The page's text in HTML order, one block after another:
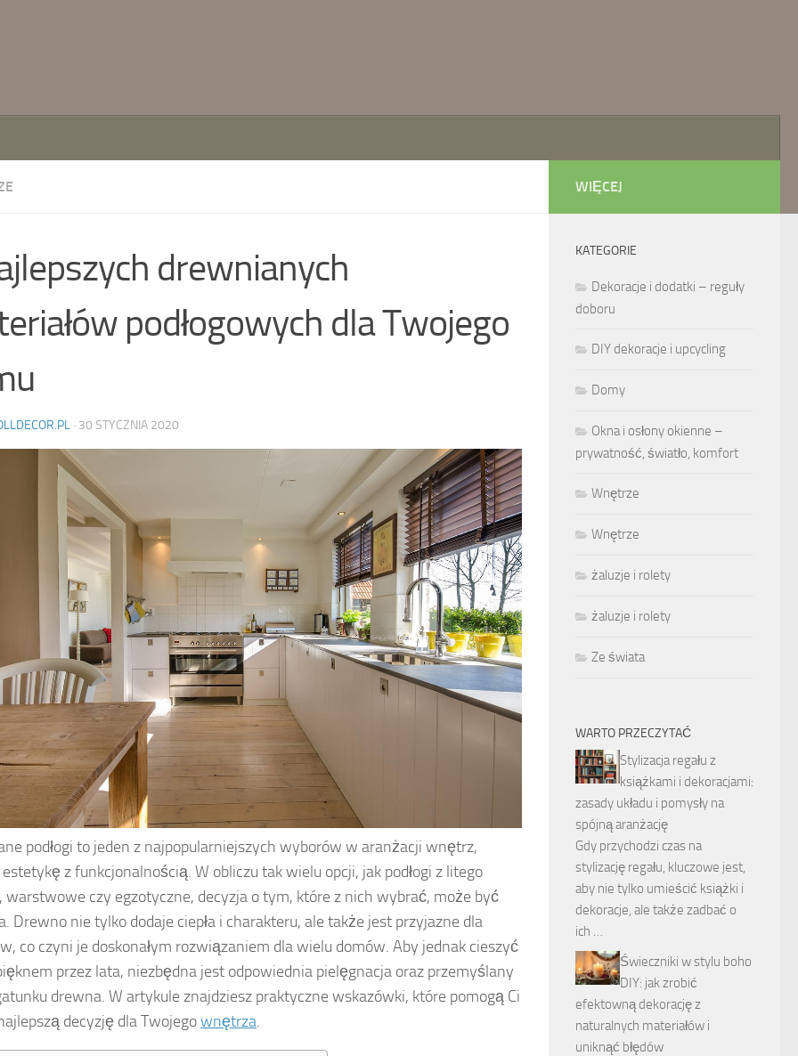
drewnianych
podłogowych dla Twojego
· 30 STYCZNIA 2020
podłogi to jeden z najpopularniejszych wyborów w aranżacji wnętrz,
estetykę z funkcjonalnością. W obliczu tak wielu opcji, jak podłogi z litego
warstwowe czy egzotyczne, decyzja o tym, które z nich wybrać, może być
Drewno nie tylko dodaje ciepła i charakteru, ale także jest przyjazne dla
co czyni je doskonałym rozwiązaniem dla wielu domów. Aby jednak cieszyć
przez lata, niezbędna jest odpowiednia pielęgnacja oraz przemyślany
drewna. W artykule znajdziesz praktyczne wskazówki, które pomogą Ci
decyzję dla Twojegownętrza.
WIĘCEJ
KATEGORIE
Dekoracje i dodatki – reguły
doboru
DIY dekoracje i upcycling
Domy
Okna i osłony okienne –
prywatność, światło, komfort
Wnętrze
Wnętrze
żaluzje i rolety
żaluzje i rolety
Ze świata
WARTO PRZECZYTAĆ
Stylizacja regału z
książkami i dekoracjami:
zasady układu i pomysły na
spójną aranżację
Gdy przychodzi czas na
stylizację regału, kluczowe jest,
aby nie tylko umieścić książki i
dekoracje, ale także zadbać o
ich …
Świeczniki w stylu boho
DIY: jak zrobić
efektowną dekorację z
naturalnych materiałów i
uniknąć błędów